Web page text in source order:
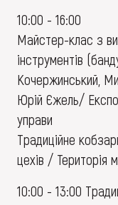
10:00 - 16:00
Майстер-клас з
інструментів
Кочержинський,
Юрій Єжель/
управи
Традиційне
цехів /
10:00 - 13:00